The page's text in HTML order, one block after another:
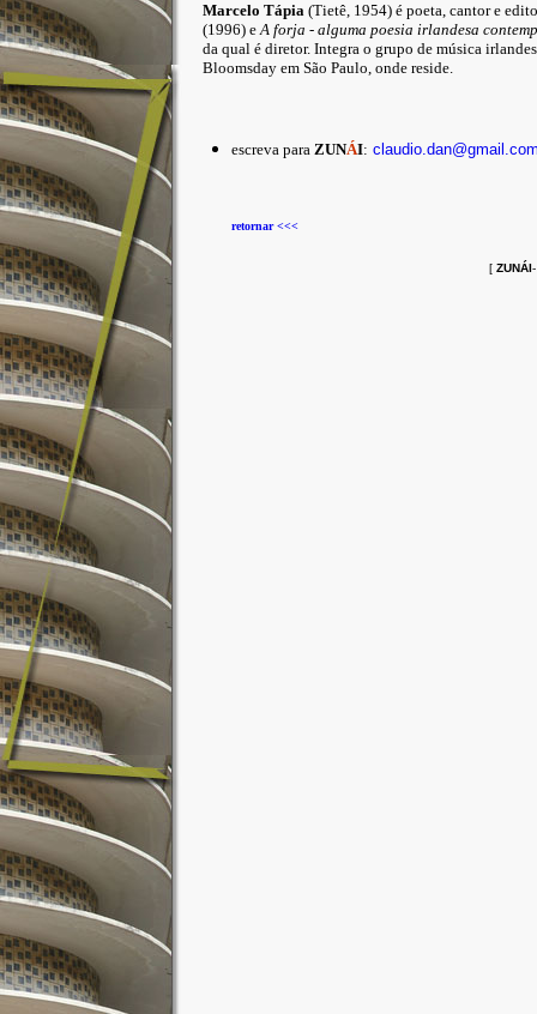
Marcelo Tápia(Tietê, 1954) é poeta, cantor e
(1996) eA forja - alguma poesia irlandesa
da qual é diretor. Integra o grupo de música
Bloomsday em São Paulo, onde reside.
escreva para ZUNÁI:
retornar <<<
[ ZUNÁI